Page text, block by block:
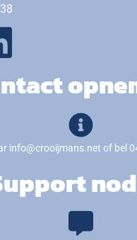
info@crooijmans.net of bel